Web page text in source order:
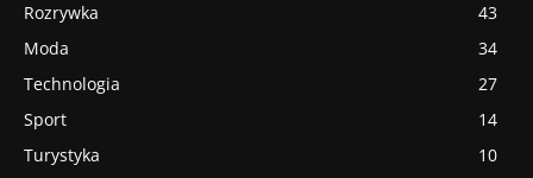
Rozrywka
43
Moda
34
Technologia
27
Sport
14
Turystyka
10